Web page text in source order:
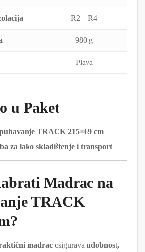
R2 – R4
980 g
Plava
u Paket
TRACK 215×69 cm
za lako skladištenje i transport
Madrac na
TRACK
madrac osigurava udobnost,